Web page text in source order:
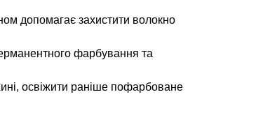
допомагає захистити волокно
фарбування та
освіжити раніше пофарбоване